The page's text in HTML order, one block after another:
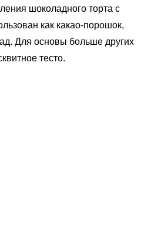
шоколадного торта с
как какао-порошок,
Для основы больше других
тесто.